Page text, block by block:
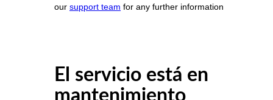
our support team for any further information
El servicio está en
mantenimiento